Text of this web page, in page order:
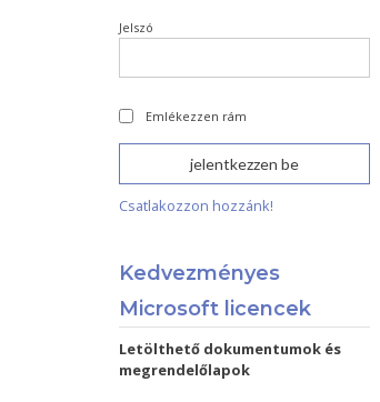
Jelszó
Emlékezzen rám
Csatlakozzon hozzánk!
Kedvezményes
Microsoft licencek
Letölthető dokumentumok és
megrendelőlapok